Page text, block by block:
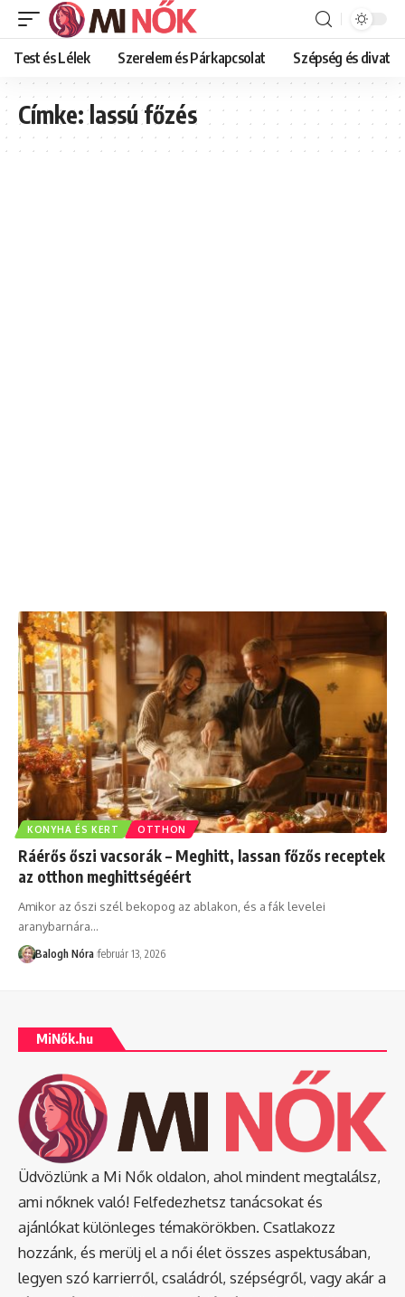
Test és Lélek Szerelem és Párkapcsolat Szépség és divat
Címke:lassú főzés
KONYHA ÉS KERT OTTHON
Ráérős őszi vacsorák – Meghitt, lassan főzős receptek
az otthon meghittségéért
Amikor az őszi szél bekopog az ablakon, és a fák levelei
aranybarnára…
Balogh Nóra február 13, 2026
MiNők.hu
Üdvözlünk a Mi Nők oldalon, ahol mindent megtalálsz,
ami nőknek való! Felfedezhetsz tanácsokat és
ajánlókat különleges témakörökben. Csatlakozz
hozzánk, és merülj el a női élet összes aspektusában,
legyen szó karrierről, családról, szépségről, vagy akár a